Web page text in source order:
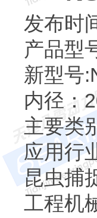
发布时
产品型
新型号
内径：
主要类
应用行
昆虫捕
工程机